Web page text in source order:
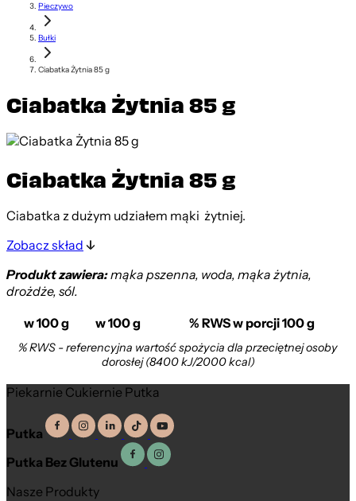
Pieczywo
Bułki
Ciabatka Żytnia 85 g
Ciabatka Żytnia 85 g
Ciabatka Żytnia 85 g
Ciabatka z dużym udziałem mąki żytniej.
Zobacz skład
Produkt zawiera:mąka pszenna, woda, mąka żytnia,
drożdże, sól.
w 100 g
w 100 g % RWS w porcji 100 g
% RWS - referencyjna wartość spożycia dla przeciętnej osoby
dorosłej (8400 kJ/2000 kcal)
Piekarnie Cukiernie Putka
Putka
Putka Bez Glutenu
Nasze Produkty